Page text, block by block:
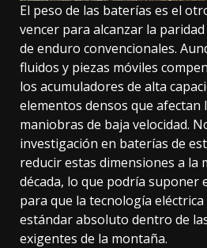
El peso de las baterías es el
vencer para alcanzar la
de enduro convencionales.
fluidos y piezas móviles
los acumuladores de alta
elementos densos que afectan
maniobras de baja velocidad.
investigación en baterías de
reducir estas dimensiones a la
década, lo que podría suponer
para que la tecnología
estándar absoluto dentro de
exigentes de la montaña.